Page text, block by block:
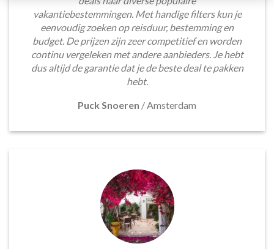
vakantiebestemmingen. Met handige filters kun je
eenvoudig zoeken op reisduur, bestemming en
budget. De prijzen zijn zeer competitief en worden
continu vergeleken met andere aanbieders. Je hebt
dus altijd de garantie dat je de beste deal te pakken
hebt.
Puck Snoeren /Amsterdam